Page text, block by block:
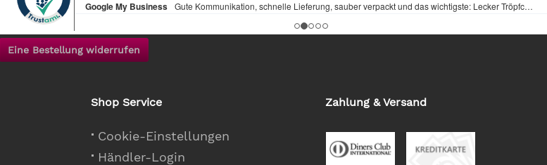
Eine Bestellung widerrufen
Shop Service
Cookie-Einstellungen
Händler-Login
Zahlung & Versand